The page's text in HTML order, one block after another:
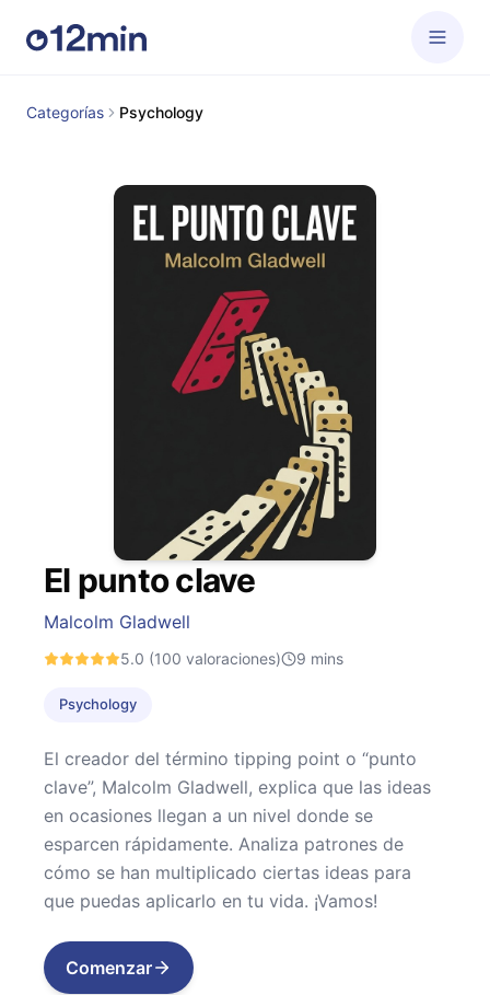
Categorías Psychology
El punto clave
Malcolm Gladwell
5.0 (100 valoraciones) 9 mins
Psychology
El creador del término tipping point o “punto
clave”, Malcolm Gladwell, explica que las ideas
en ocasiones llegan a un nivel donde se
esparcen rápidamente. Analiza patrones de
cómo se han multiplicado ciertas ideas para
que puedas aplicarlo en tu vida. ¡Vamos!
Comenzar